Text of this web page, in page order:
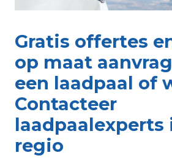
Gratis offertes
op maat
een laadpaal of
Contacteer
laadpaalexperts
regio